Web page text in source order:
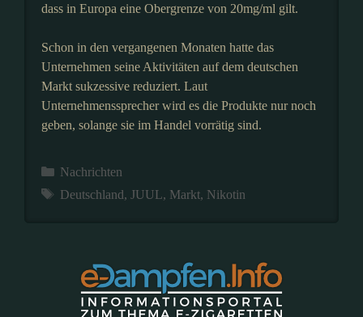
dass in Europa eine Obergrenze von 20mg/ml gilt.
Schon in den vergangenen Monaten hatte das
Unternehmen seine Aktivitäten auf dem deutschen
Markt sukzessive reduziert. Laut
Unternehmenssprecher wird es die Produkte nur noch
geben, solange sie im Handel vorrätig sind.
Kategorien
Nachrichten
Schlagwörter
Deutschland, JUUL, Markt, Nikotin